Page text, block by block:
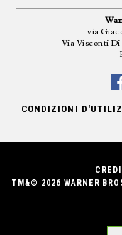
via
Via Visconti Di
CONDIZIONI
TM&© 2026 WARNER